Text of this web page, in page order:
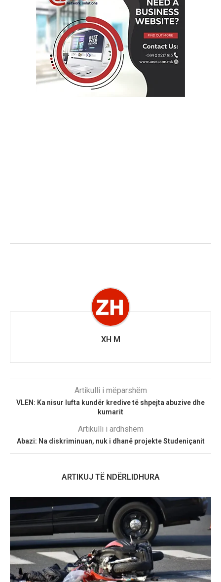
XH M
Artikulli i mëparshëm
VLEN: Ka nisur lufta kundër kredive të shpejta abuzive dhe
kumarit
Artikulli i ardhshëm
Abazi: Na diskriminuan, nuk i dhanë projekte Studeniçanit
ARTIKUJ TË NDËRLIDHURA